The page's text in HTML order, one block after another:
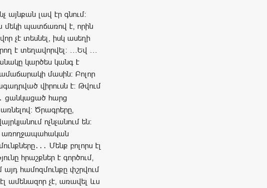
այնքան լավ էր գնում։
մեկի պատճառով է, որին
չէ տեսնել, իսկ ասեղի
է տեղավորվել: …Եվ …
կարծես կանգ է
մասին։ Բոլոր
վիրուսն է։ Թվում
ցանկացած հարց
Ծրագրերը,
ոչնչանում են։
առողջապահական
Մենք բոլորս էլ
հրաշքներ է գործում,
համոզմունքը փշրվում
էլ ամենազոր չէ, առավել ևս